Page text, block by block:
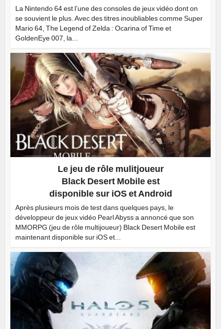
La Nintendo 64 est l’une des consoles de jeux vidéo dont on
se souvient le plus. Avec des titres inoubliables comme Super
Mario 64, The Legend of Zelda : Ocarina of Time et
GoldenEye 007, la...
Le jeu de rôle mulitjoueur
Black Desert Mobile est
disponible sur iOS et Android
Après plusieurs mois de test dans quelques pays, le
développeur de jeux vidéo Pearl Abyss a annoncé que son
MMORPG (jeu de rôle multijoueur) Black Desert Mobile est
maintenant disponible sur iOS et...